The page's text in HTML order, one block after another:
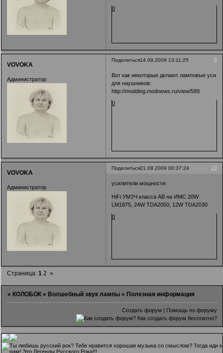
0
Поделиться 9
14.09.2009 13:11:25
VOVOKA
Администратор
Вот как некоторые делают ламповые уси
для наушников:
http://modding.modnews.ru/view/589
0
Поделиться 10
21.09.2009 00:37:24
VOVOKA
Администратор
усилители мощности:
HiFi УМЗЧ класса АВ на ИМС 20W
LM1875, 24W TDA2050, 12W TDA2030
0
Страница:1 2 »
» КОЛОБОК » Волшебный звук лампы » Полезная информация
Создать форум | Помощь по форуму